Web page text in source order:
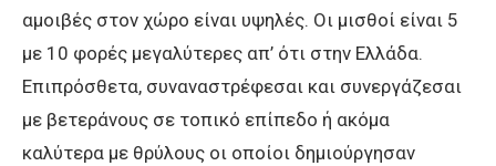
αμοιβές στον χώρο είναι υψηλές. Οι μισθοί είναι 5
με 10 φορές μεγαλύτερες απ’ ότι στην Ελλάδα.
Επιπρόσθετα, συναναστρέφεσαι και συνεργάζεσαι
με βετεράνους σε τοπικό επίπεδο ή ακόμα
καλύτερα με θρύλους οι οποίοι δημιούργησαν